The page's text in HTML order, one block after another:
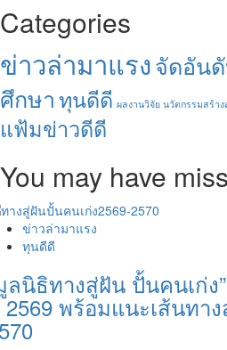
Categories
ข่าวล่ามาแรงจัดอัน
ศึกษาทุนดีดี ผลงานวิจัย นวัตกรรมสร้า
แฟ้มข่าวดีดี
You may have
ข่าวล่ามาแรง
ทุนดีดี
ลนิธิทางสู่ฝัน ปั้นคนเก่
พร้อมแนะเส้นทา